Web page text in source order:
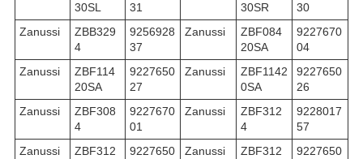
30SL
31
30SR
30
Zanussi
ZBB329
4
9256928
37
Zanussi
ZBF084
20SA
9227670
04
Zanussi
ZBF114
20SA
9227650
27
Zanussi
ZBF1142
0SA
9227650
26
Zanussi
ZBF308
4
9227670
01
Zanussi
ZBF312
4
9228017
57
Zanussi
ZBF312
9227650
Zanussi
ZBF312
9227650